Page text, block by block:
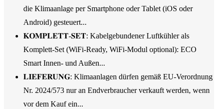
die Klimaanlage per Smartphone oder Tablet (iOS oder
Android) gesteuert...
𝐊𝐎𝐌𝐏𝐋𝐄𝐓𝐓-𝐒𝐄𝐓: Kabelgebundener Luftkühler als
Komplett-Set (WiFi-Ready, WiFi-Modul optional): ECO
Smart Innen- und Außen...
𝐋𝐈𝐄𝐅𝐄𝐑𝐔𝐍𝐆: Klimaanlagen dürfen gemäß EU-Verordnung
Nr. 2024/573 nur an Endverbraucher verkauft werden, wenn
vor dem Kauf ein...